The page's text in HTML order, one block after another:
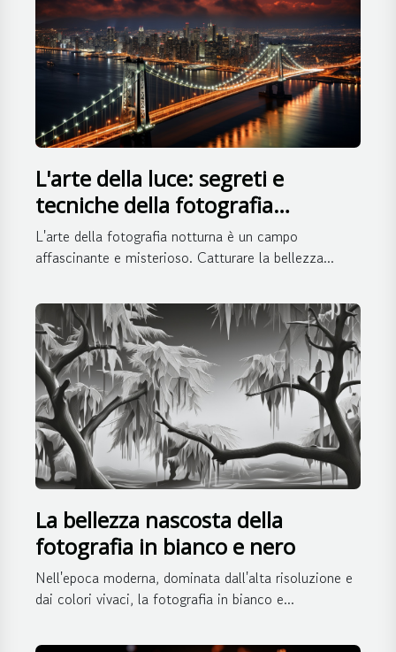
L'arte della luce: segreti e
tecniche della fotografia
notturna
L'arte della fotografia notturna è un campo
affascinante e misterioso. Catturare la bellezza...
La bellezza nascosta della
fotografia in bianco e nero
Nell'epoca moderna, dominata dall'alta risoluzione e
dai colori vivaci, la fotografia in bianco e...